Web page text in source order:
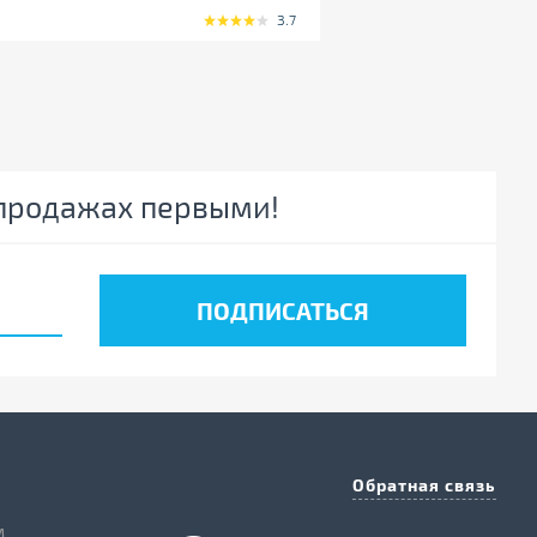
3.7
первыми!
Обратная связь